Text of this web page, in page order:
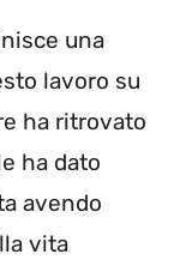
una
lavoro su
ha ritrovato
ha dato
avendo
vita